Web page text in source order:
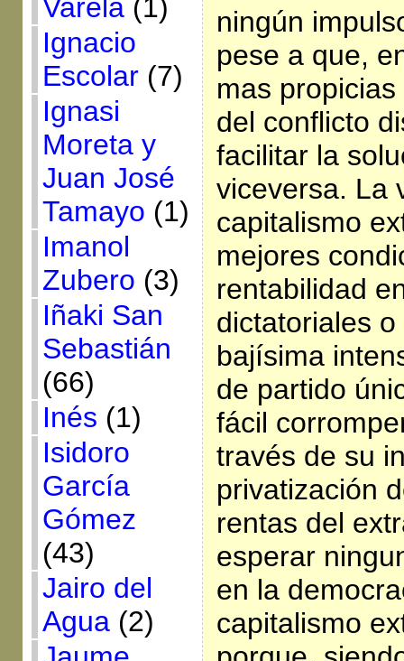
Varela(1)
Ignacio
Escolar(7)
Ignasi
Moreta y
Juan José
Tamayo (1)
Imanol
Zubero (3)
Iñaki San
Sebastián
(66)
Inés (1)
Isidoro
García
Gómez
(43)
Jairo del
Agua(2)
ningún
pese a que,
mas
del conflicto
facilitar la
viceversa. La
capitalismo
mejores
rentabilidad
dictatoriales
bajísima
de partido
fácil
través de su
privatización
rentas del
esperar
en la
capitalismo